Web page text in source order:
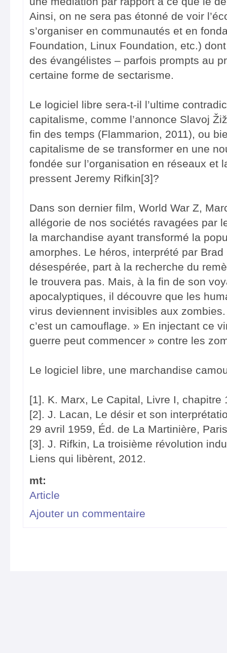
Ainsi, on ne sera pas étonné de voir
s’organiser en communautés et en
Foundation, Linux Foundation, etc.)
des évangélistes – parfois prompts au
certaine forme de sectarisme.
Le logiciel libre sera-t-il l’ultime
capitalisme, comme l’annonce Slavoj
fin des temps (Flammarion, 2011), ou
capitalisme de se transformer en une
fondée sur l’organisation en réseaux et
pressent Jeremy Rifkin[3]?
Dans son dernier film, World War Z,
allégorie de nos sociétés ravagées par
la marchandise ayant transformé la
amorphes. Le héros, interprété par
désespérée, part à la recherche du
le trouvera pas. Mais, à la fin de son
apocalyptiques, il découvre que les
virus deviennent invisibles aux
c’est un camouflage. » En injectant ce
guerre peut commencer » contre les
Le logiciel libre, une marchandise
[1]. K. Marx, Le Capital, Livre I, chapitre
[2]. J. Lacan, Le désir et son
29 avril 1959, Éd. de La Martinière,
[3]. J. Rifkin, La troisième révolution
Liens qui libèrent, 2012.
mt:
Article
Ajouter un commentaire